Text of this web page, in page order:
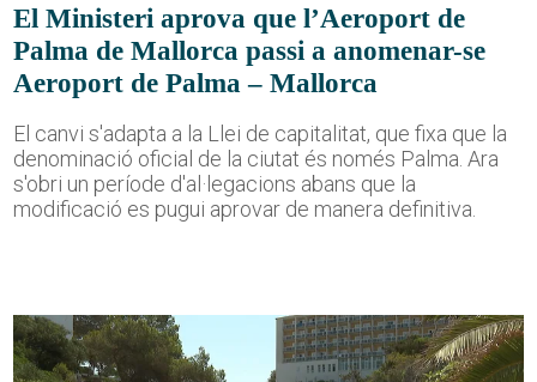
El Ministeri aprova que l’Aeroport de
Palma de Mallorca passi a anomenar-se
Aeroport de Palma – Mallorca
El canvi s'adapta a la Llei de capitalitat, que fixa que la
denominació oficial de la ciutat és només Palma. Ara
s'obri un període d'al·legacions abans que la
modificació es pugui aprovar de manera definitiva.